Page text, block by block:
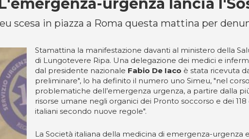
urgenza lancia
scesa in piazza a Roma questa mattina per
Stamattina la manifestazione davanti al ministero della
di Lungotevere Ripa. Una delegazione dei medici e
dal presidente nazionale Fabio De Iaco è stata ricevuta
preliminare", lo ha definito il numero uno Simeu, "nel
problematiche dell’emergenza urgenza, a partire dalla
risorse umane negli organici dei Pronto soccorso e dei
italiani secondo nuove regole".
La Società italiana della medicina di emergenza-urgenza